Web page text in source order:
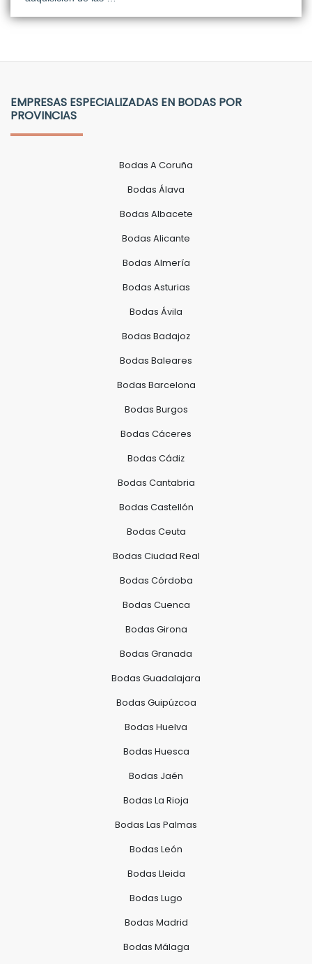
EMPRESAS ESPECIALIZADAS EN BODAS POR
PROVINCIAS
Bodas A Coruña
Bodas Álava
Bodas Albacete
Bodas Alicante
Bodas Almería
Bodas Asturias
Bodas Ávila
Bodas Badajoz
Bodas Baleares
Bodas Barcelona
Bodas Burgos
Bodas Cáceres
Bodas Cádiz
Bodas Cantabria
Bodas Castellón
Bodas Ceuta
Bodas Ciudad Real
Bodas Córdoba
Bodas Cuenca
Bodas Girona
Bodas Granada
Bodas Guadalajara
Bodas Guipúzcoa
Bodas Huelva
Bodas Huesca
Bodas Jaén
Bodas La Rioja
Bodas Las Palmas
Bodas León
Bodas Lleida
Bodas Lugo
Bodas Madrid
Bodas Málaga